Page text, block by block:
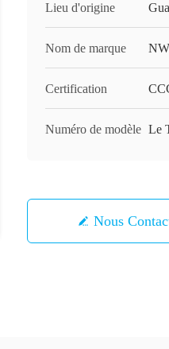
Lieu d'origine
Nom de marque
Certification
Numéro de modèle Le
Nous